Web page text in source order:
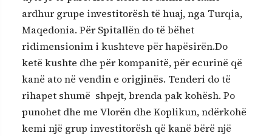
ardhur grupe investitorësh të huaj, nga Turqia,
Maqedonia. Për Spitallën do të bëhet
ridimensionim i kushteve për hapësirën.Do
ketë kushte dhe për kompanitë, për ecurinë që
kanë ato në vendin e origjinës. Tenderi do të
rihapet shumë shpejt, brenda pak kohësh. Po
punohet dhe me Vlorën dhe Koplikun, ndërkohë
kemi një grup investitorësh që kanë bërë një